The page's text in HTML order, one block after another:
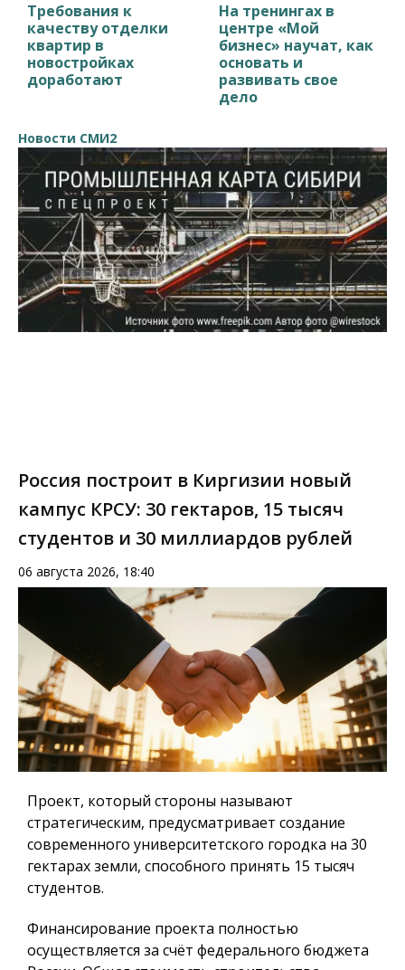
Требования к
качеству отделки
квартир в
новостройках
доработают
На тренингах в
центре «Мой
бизнес» научат, как
основать и
развивать свое
дело
Новости СМИ2
Россия построит в Киргизии новый
кампус КРСУ: 30 гектаров, 15 тысяч
студентов и 30 миллиардов рублей
06 августа 2026, 18:40
Проект, который стороны называют
стратегическим, предусматривает создание
современного университетского городка на 30
гектарах земли, способного принять 15 тысяч
студентов.
Финансирование проекта полностью
осуществляется за счёт федерального бюджета